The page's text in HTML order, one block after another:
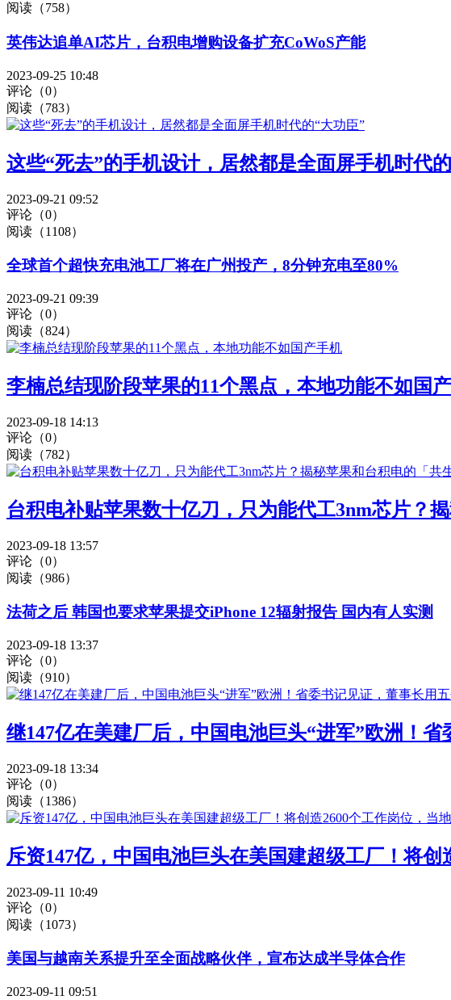
阅读（758）
英伟达追单AI芯片，台积电增购设备扩充CoWoS产能
2023-09-25 10:48
评论（0）
阅读（783）
这些“死去”的手机设计，居然都是全面屏手机时代
2023-09-21 09:52
评论（0）
阅读（1108）
全球首个超快充电池工厂将在广州投产，8分钟充电至80%
2023-09-21 09:39
评论（0）
阅读（824）
李楠总结现阶段苹果的11个黑点，本地功能不如国
2023-09-18 14:13
评论（0）
阅读（782）
台积电补贴苹果数十亿刀，只为能代工3nm芯片？
2023-09-18 13:57
评论（0）
阅读（986）
法荷之后 韩国也要求苹果提交iPhone 12辐射报告 国内有人实测
2023-09-18 13:37
评论（0）
阅读（910）
继147亿在美建厂后，中国电池巨头“进军”欧洲！
2023-09-18 13:34
评论（0）
阅读（1386）
斥资147亿，中国电池巨头在美国建超级工厂！将
2023-09-11 10:49
评论（0）
阅读（1073）
美国与越南关系提升至全面战略伙伴，宣布达成半导体合作
2023-09-11 09:51